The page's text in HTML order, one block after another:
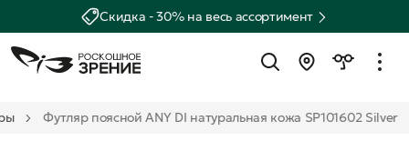
Скидка - 30% на весь ассортимент
Футляр поясной ANY DI натуральная кожа SP101602 Silver